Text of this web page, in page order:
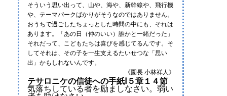
そういう思い出って、山や、海や、新幹線や、飛行機
や、テーマパークばかりがそうなのではありません。
おうちで過ごしたちょっとした時間の中にも、それは
あります。「あの日（仲のいい）誰かと一緒だった」
それだって、こどもたちは喜びを感じてるんです。そ
してそれは、その子を一生支えるたいせつな「思い
出」かもしれないんです。
《園長 小林祥人》
テサロニケの信徒への手紙Ⅰ５章１４節
気落ちしている者を励ましなさい。弱い